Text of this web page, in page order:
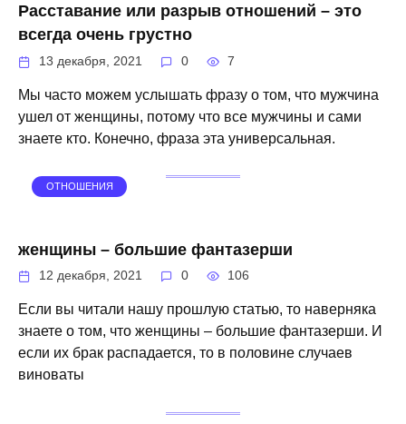
Расставание или разрыв отношений – это
всегда очень грустно
13 декабря, 2021 0 7
Мы часто можем услышать фразу о том, что мужчина
ушел от женщины, потому что все мужчины и сами
знаете кто. Конечно, фраза эта универсальная.
ОТНОШЕНИЯ
женщины – большие фантазерши
12 декабря, 2021 0 106
Если вы читали нашу прошлую статью, то наверняка
знаете о том, что женщины – большие фантазерши. И
если их брак распадается, то в половине случаев
виноваты